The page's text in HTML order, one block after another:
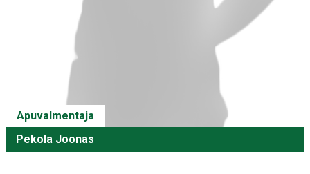
Apuvalmentaja
Pekola Joonas